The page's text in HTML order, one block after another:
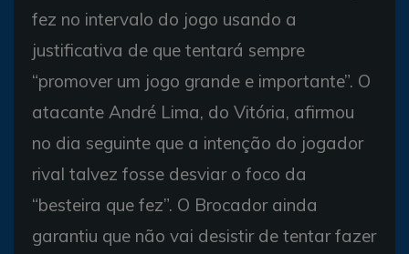
fez no intervalo do jogo usando a
justificativa de que tentará sempre
“promover um jogo grande e importante”. O
atacante André Lima, do Vitória, afirmou
no dia seguinte que a intenção do jogador
rival talvez fosse desviar o foco da
“besteira que fez”. O Brocador ainda
garantiu que não vai desistir de tentar fazer